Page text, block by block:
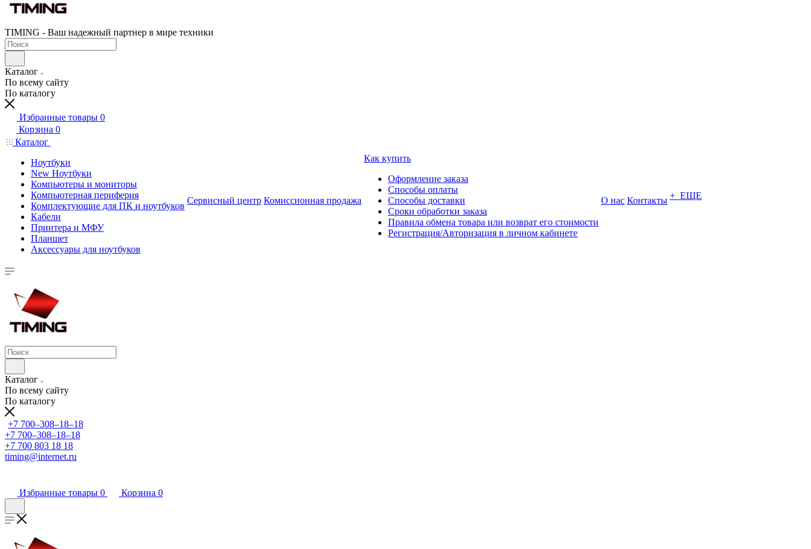
TIMING - Ваш надежный партнер в мире техники
Каталог
По всему сайту
По каталогу
Избранные товары 0
Корзина 0
Каталог
Ноутбуки
New Ноутбуки
Компьютеры и мониторы
Компьютерная периферия
Комплектующие для ПК и ноутбуков
Кабели
Принтера и МФУ
Планшет
Аксессуары для ноутбуков
Сервисный центр Комиссионная продажа
Как купить
Оформление заказа
Способы оплаты
Способы доставки
Сроки обработки заказа
Правила обмена товара или возврат его стоимости
Регистрация/Авторизация в личном кабинете
О нас Контакты + ЕЩЕ
Каталог
По всему сайту
По каталогу
+7 700‒308‒18‒18
+7 700‒308‒18‒18
+7 700 803 18 18
timing@internet.ru
Избранные товары 0 Корзина 0